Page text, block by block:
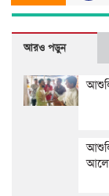
আরও পড়ুন